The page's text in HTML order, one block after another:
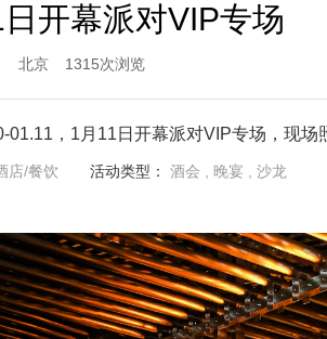
开幕派对VIP专场
北京 1315次浏览
01.11，1月11日开幕派对VIP专场，现场
店/餐饮 活动类型： 酒会 , 晚宴 , 沙龙